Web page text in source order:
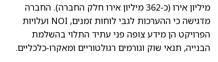
מיליון אירו (כ‑362 מיליון אירו חלק החברה). החברה
מדגישה כי ההערכות לגבי לוחות זמנים, NOI ועלויות
הפרויקט הן מידע צופה פני עתיד התלוי בהשלמת
הבנייה, תנאי שוק וגורמים רגולטוריים ומאקרו‑כלכליים.